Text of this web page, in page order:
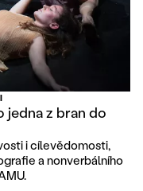
jedna z bran do
i cílevědomosti,
a nonverbálního